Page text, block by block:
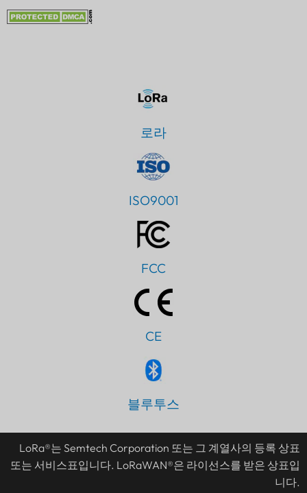
로라
ISO9001
FCC
CE
블루투스
LoRa®는 Semtech Corporation 또는 그 계열사의 등록 상표
또는 서비스표입니다. LoRaWAN®은 라이선스를 받은 상표입
니다.
ES